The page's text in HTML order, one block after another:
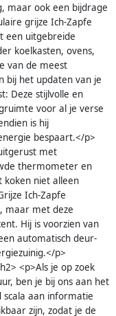
maar ook een bijdrage
grijze Ich-Zapfe
een uitgebreide
koelkasten, ovens,
van de meest
bij het updaten van je
Deze stijlvolle en
voor al je verse
is hij
bespaart.</p>
met
thermometer en
koken niet alleen
Ich-Zapfe
maar met deze
Hij is voorzien van
automatisch deur-
p>
<p>Als je op zoek
ben je bij ons aan het
scala aan informatie
zijn, zodat je de